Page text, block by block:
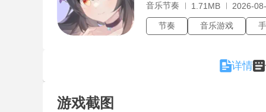
音乐节奏
1.71MB 2026-
节奏 音乐游戏
详情
游戏截图